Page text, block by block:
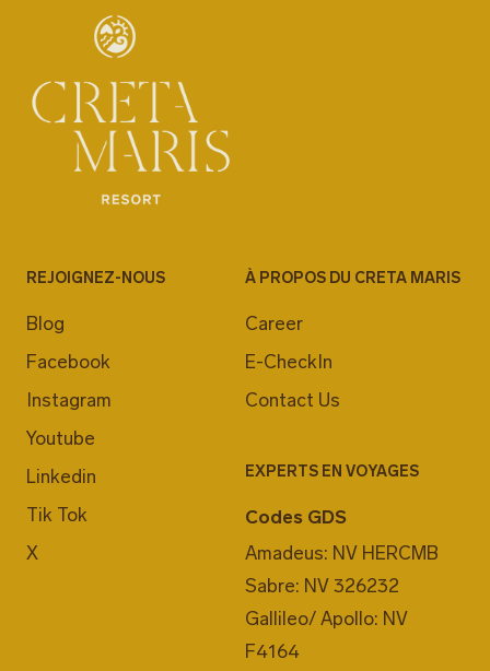
REJOIGNEZ-NOUS
Blog
Facebook
Instagram
Youtube
Linkedin
Tik Tok
X
À PROPOS DU CRETA MARIS
Career
E-CheckIn
Contact Us
EXPERTS EN VOYAGES
Codes GDS
Amadeus: NV HERCMB
Sabre: NV 326232
Gallileo/ Apollo: NV
F4164